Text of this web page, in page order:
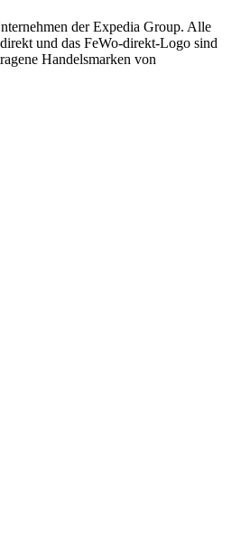
der Expedia Group. Alle
und das FeWo-direkt-Logo sind
Handelsmarken von